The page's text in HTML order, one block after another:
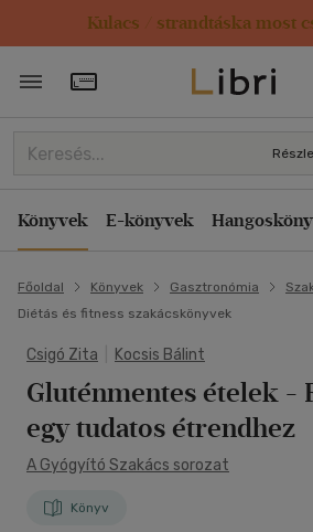
Kulacs / strandtáska most
Törzsvásárlói Kártya adatai
Könyvek E-könyvek
Főoldal Könyvek Gasztronómia
Diétás és fitness szakácskönyvek
Csigó Zita Kocsis Bálint
Gluténmentes ételek -
egy tudatos étrendhez
A Gyógyító Szakács sorozat
Könyv